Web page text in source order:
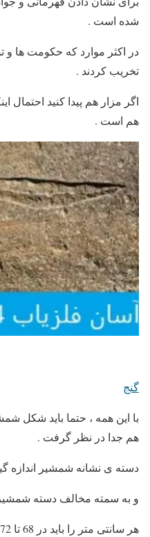
شده است .
در اکثر موارد که حکومت ها و
تخریب کردند .
اگر مزار هم پیدا کنید احتمال
هم است .
گنج
با این همه ، حتما باید شکل
هم جدا در نظر گرفت .
دسته ی نشانه شمشیر اندازه
و به سمته مخالف دسته